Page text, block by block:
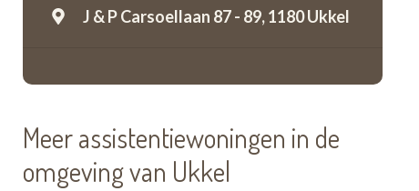
J & P Carsoellaan 87 - 89,1180 Ukkel
Meer assistentiewoningen in de
omgeving van Ukkel